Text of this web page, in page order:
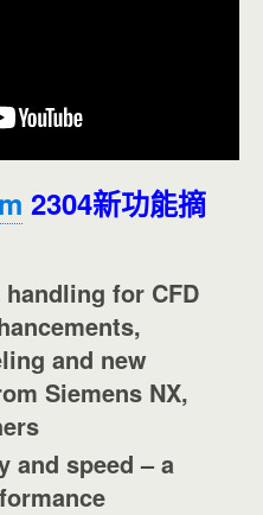
2304新功能摘
handling for CFD
and new
Siemens NX,
and speed – a